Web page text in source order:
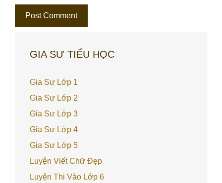
GIA SƯ TIỂU HỌC
Gia Sư Lớp 1
Gia Sư Lớp 2
Gia Sư Lớp 3
Gia Sư Lớp 4
Gia Sư Lớp 5
Luyện Viết Chữ Đẹp
Luyện Thi Vào Lớp 6